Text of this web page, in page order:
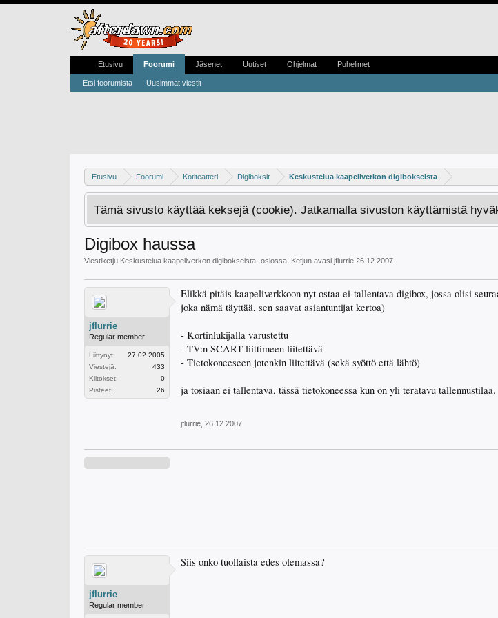
Etusivu Foorumi Kotiteatteri Digiboksit Keskustelua kaapeliverkon digibokseista
Tämä sivusto käyttää keksejä (cookie). Jatkamalla sivuston käyttämistä
Digibox haussa
Viestiketju Keskustelua kaapeliverkon digibokseista -osiossa. Ketjun avasi jflurrie 26.12.2007
jflurrie
Regular member
Liittynyt:
27.02.2005
Viestejä:
433
Kiitokset:
0
Pisteet:
26
Elikkä pitäis kaapeliverkkoon nyt ostaa ei-tallentava digibox, jossa olisi
joka nämä täyttää, sen saavat asiantuntijat kertoa)
- Kortinlukijalla varustettu
- TV:n SCART-liittimeen liitettävä
- Tietokoneeseen jotenkin liitettävä (sekä syöttö että lähtö)
ja tosiaan ei tallentava, tässä tietokoneessa kun on yli teratavu tallennustilaa.
jflurrie 26.12.2007
jflurrie
Regular member
Siis onko tuollaista edes olemassa?
Etusivu Foorumi
Etsi foorumista Uusimmat viestit
Jäsenet Uutiset Ohjelmat Puhelimet